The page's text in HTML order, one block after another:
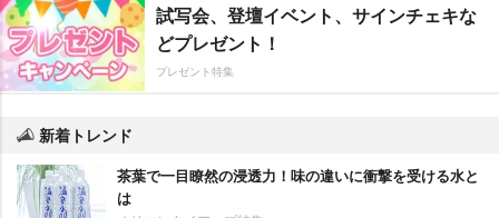
試写会、登壇イベント、サインチェキな
どプレゼント！
プレゼント特集
新着トレンド
茶葉で一目瞭然の浸透力！味の違いに衝撃を受ける水と
は